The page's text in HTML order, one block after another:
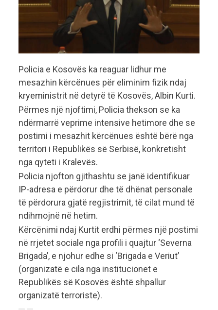
Policia e Kosovës ka reaguar lidhur me
mesazhin kërcënues për eliminim fizik ndaj
kryeministrit në detyrë të Kosovës, Albin Kurti.
Përmes një njoftimi, Policia thekson se ka
ndërmarrë veprime intensive hetimore dhe se
postimi i mesazhit kërcënues është bërë nga
territori i Republikës së Serbisë, konkretisht
nga qyteti i Kralevës.
Policia njofton gjithashtu se janë identifikuar
IP-adresa e përdorur dhe të dhënat personale
të përdorura gjatë regjistrimit, të cilat mund të
ndihmojnë në hetim.
Kërcënimi ndaj Kurtit erdhi përmes një postimi
në rrjetet sociale nga profili i quajtur ‘Severna
Brigada’, e njohur edhe si ‘Brigada e Veriut’
(organizatë e cila nga institucionet e
Republikës së Kosovës është shpallur
organizatë terroriste).